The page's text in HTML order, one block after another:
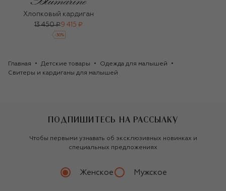
Хлопковый кардиган
13 450 ₽9 415 ₽
-30%
Главная Детские товары
Одежда для малышей
Свитеры и кардиганы для малышей
ПОДПИШИТЕСЬ НА РАССЫЛКУ
Чтобы первыми узнавать об эксклюзивных новинках и
специальных предложениях
Женское Мужское